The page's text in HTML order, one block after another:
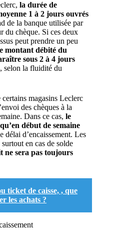
la durée de
1 à 2 jours ouvrés
de la banque utilisée par
du chèque. Si ces deux
peut prendre un peu
montant débité du
sous 2 à 4 jours
selon la fluidité du
magasins Leclerc
des chèques à la
Dans ce cas, le
début de semaine
délai d’encaissement. Les
en cas de solde
ne sera pas toujours
ticket de caisse, , que
les achats ?